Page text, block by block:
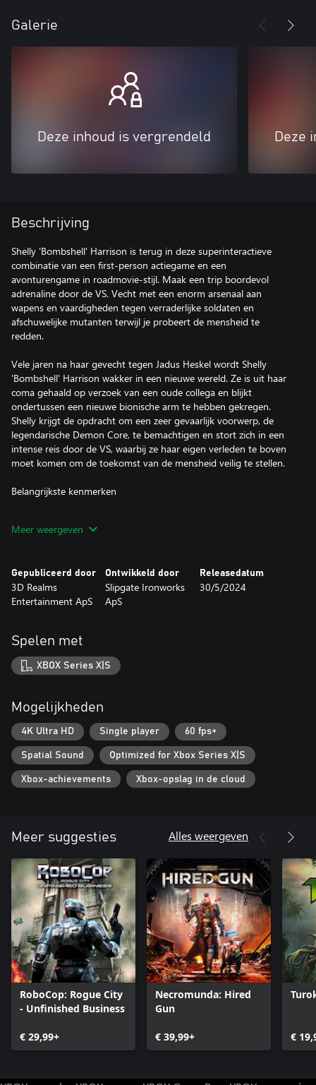
Galerie
Deze inhoud is vergrendeld Deze
Beschrijving
Shelly 'Bombshell' Harrison is terug in deze superinteractieve
combinatie van een first-person actiegame en een
avonturengame in roadmovie-stijl. Maak een trip boordevol
adrenaline door de VS. Vecht met een enorm arsenaal aan
wapens en vaardigheden tegen verraderlijke soldaten en
afschuwelijke mutanten terwijl je probeert de mensheid te
redden.
Vele jaren na haar gevecht tegen Jadus Heskel wordt Shelly
'Bombshell' Harrison wakker in een nieuwe wereld. Ze is uit haar
coma gehaald op verzoek van een oude collega en blijkt
ondertussen een nieuwe bionische arm te hebben gekregen.
Shelly krijgt de opdracht om een zeer gevaarlijk voorwerp, de
legendarische Demon Core, te bemachtigen en stort zich in een
intense reis door de VS, waarbij ze haar eigen verleden te boven
moet komen om de toekomst van de mensheid veilig te stellen.
Belangrijkste kenmerken
Vecht je een weg door louche hotels in Albuquerque, verken
・Een ongelofelijk interactieve wereld
De omgevingen komen tot leven met een waanzinnige
helikoptervluchten en functionele speelhalautomaten zijn slechts
een paar voorbeelden van wat je te wachten staat.
・Een uitgebreid arsenaal aan wapens
Klassiekers als de Bowling Bombs zijn aangevuld met een
gloednieuwe uitrusting, met daarin bijvoorbeeld geweren
waarmee je door bepantsering heen schiet en wapens waarmee
je je vijanden met schuim elektrocuteert. Je kunt ook upgrades
en aanpassingen voor je wapens vrijspelen die je totaal nieuwe
schietfuncties geven en je in staat stellen om elk gevecht op jouw
manier te beslechten!
Wapens zijn niet de enige manier om je door alle obstakels op je
pad heen te vechten. Upgrade je bionische arm en je pak met
indrukwekkende nieuwe mogelijkheden, zoals een stompaanval
of een elektrisch schild.
・Een angstaanjagende hoeveelheid vijanden
Je krijgt het aan de stok met boosaardige cyborgs, vervaarlijke
soldaten en weerzinwekkende mutanten, die elk hun eigen
speciale trucs achter de hand hebben. Test je vaardigheden tot
het uiterste in spetterende eindbaasgevechten.
Meer weergeven
Gepubliceerd door
3D Realms
Entertainment ApS
Ontwikkeld door
Slipgate Ironworks
ApS
Releasedatum
30/5/2024
Spelen met
XBOX Series X|S
Mogelijkheden
4K Ultra HD Single player 60 fps+
Spatial Sound Optimized for Xbox Series X|S
Xbox-achievements Xbox-opslag in de cloud
Meer suggesties Alles weergeven
RoboCop: Rogue City
- Unfinished Business
€ 29,99+
Necromunda: Hired
Gun
€ 39,99+ €